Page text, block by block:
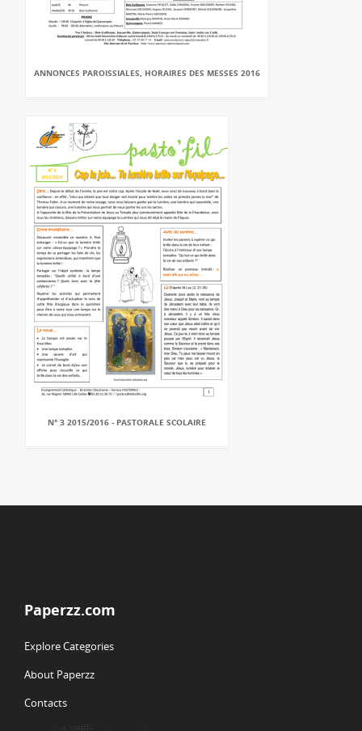
ANNONCES PAROISSIALES, HORAIRES DES MESSES 2016
N° 3 2015/2016 - PASTORALE SCOLAIRE
Paperzz.com
Explore Categories
About Paperzz
Contacts